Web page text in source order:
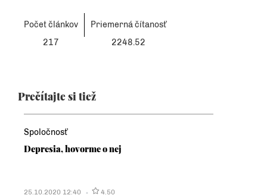
Počet článkov
Priemerná čítanosť
217
2248.52
Prečítajte si tiež
Spoločnosť
Depresia, hovorme o nej
25.10.2020 12:40 4.50